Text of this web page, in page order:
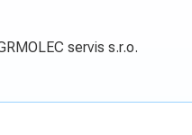
servis s.r.o.